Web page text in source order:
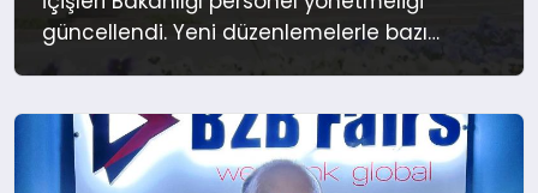
güncellendi. Yeni düzenlemelerle bazı
kadrolara kurum içi atama zorunluluğu
katılım şartları yeniden belirlendi.